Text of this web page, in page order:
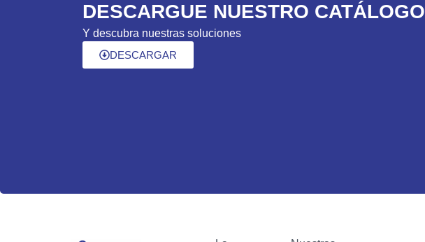
DESCARGUE NUESTRO CATÁLOGO
Y descubra nuestras soluciones
DESCARGAR